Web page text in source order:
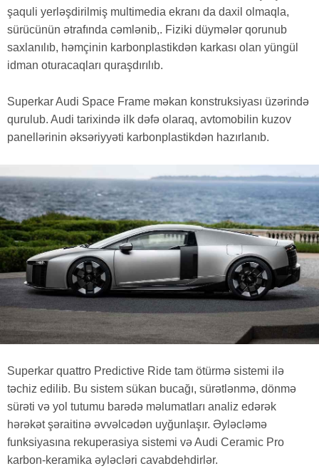
şaquli yerləşdirilmiş multimedia ekranı da daxil olmaqla,
sürücünün ətrafında cəmlənib,. Fiziki düymələr qorunub
saxlanılıb, həmçinin karbonplastikdən karkası olan yüngül
idman oturacaqları quraşdırılıb.
Superkar Audi Space Frame məkan konstruksiyası üzərində
qurulub. Audi tarixində ilk dəfə olaraq, avtomobilin kuzov
panellərinin əksəriyyəti karbonplastikdən hazırlanıb.
Superkar quattro Predictive Ride tam ötürmə sistemi ilə
təchiz edilib. Bu sistem sükan bucağı, sürətlənmə, dönmə
sürəti və yol tutumu barədə məlumatları analiz edərək
hərəkət şəraitinə əvvəlcədən uyğunlaşır. Əyləcləmə
funksiyasına rekuperasiya sistemi və Audi Ceramic Pro
karbon-keramika əyləcləri cavabdehdirlər.